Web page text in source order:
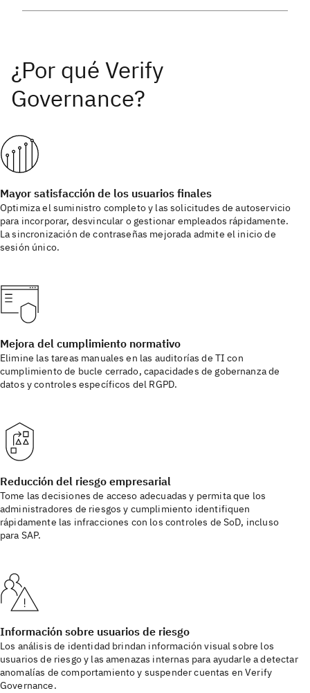
Mayor satisfacción de los usuarios finales
Optimiza el suministro completo y las solicitudes de autoservicio
para incorporar, desvincular o gestionar empleados rápidamente.
La sincronización de contraseñas mejorada admite el inicio de
sesión único.
Mejora del cumplimiento normativo
Elimine las tareas manuales en las auditorías de TI con
cumplimiento de bucle cerrado, capacidades de gobernanza de
datos y controles específicos del RGPD.
Reducción del riesgo empresarial
Tome las decisiones de acceso adecuadas y permita que los
administradores de riesgos y cumplimiento identifiquen
rápidamente las infracciones con los controles de SoD, incluso
para SAP.
Información sobre usuarios de riesgo
Los análisis de identidad brindan información visual sobre los
usuarios de riesgo y las amenazas internas para ayudarle a detectar
anomalías de comportamiento y suspender cuentas en Verify
Governance.